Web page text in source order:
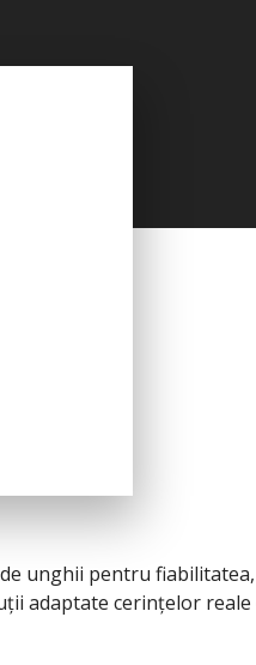
unghii pentru
adaptate cerințelor reale